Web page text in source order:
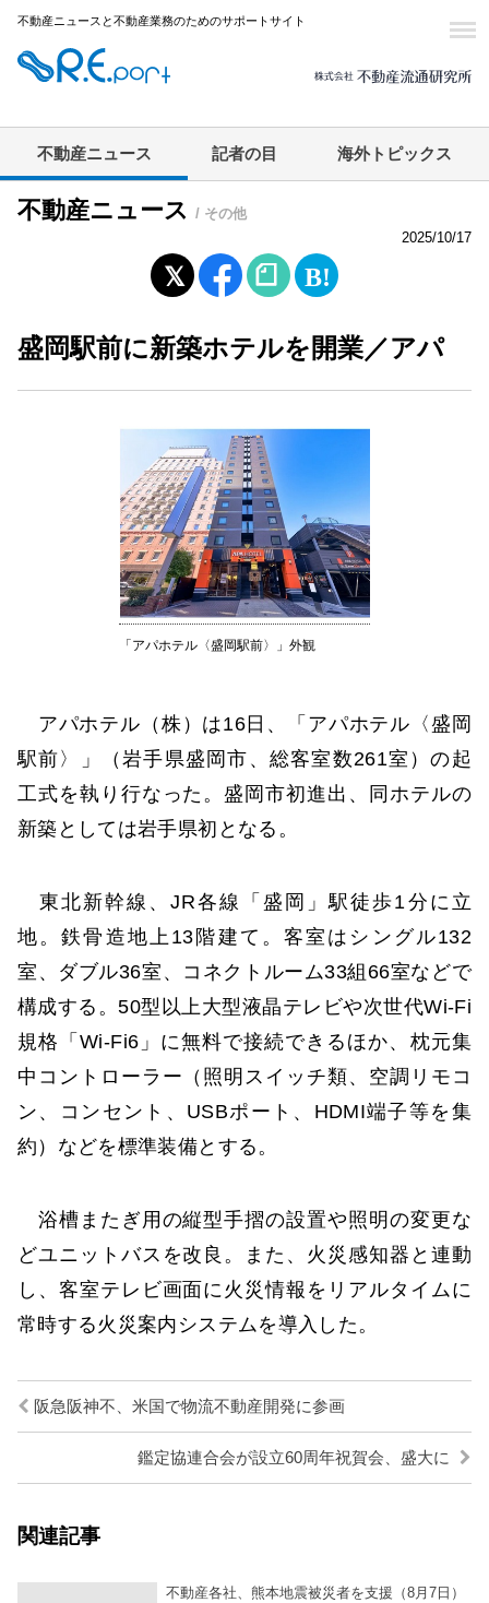
不動産ニュースと不動産業務のためのサポートサイト
不動産ニュース 記者の目 海外トピックス
不動産ニュース / その他
2025/10/17
盛岡駅前に新築ホテルを開業／アパ
「アパホテル〈盛岡駅前〉」外観
アパホテル（株）は16日、「アパホテル〈盛岡
駅前〉」（岩手県盛岡市、総客室数261室）の起
工式を執り行なった。盛岡市初進出、同ホテルの
新築としては岩手県初となる。
東北新幹線、JR各線「盛岡」駅徒歩1分に立
地。鉄骨造地上13階建て。客室はシングル132
室、ダブル36室、コネクトルーム33組66室などで
構成する。50型以上大型液晶テレビや次世代Wi-Fi
規格「Wi-Fi6」に無料で接続できるほか、枕元集
中コントローラー（照明スイッチ類、空調リモコ
ン、コンセント、USBポート、HDMI端子等を集
約）などを標準装備とする。
浴槽またぎ用の縦型手摺の設置や照明の変更な
どユニットバスを改良。また、火災感知器と連動
し、客室テレビ画面に火災情報をリアルタイムに
常時する火災案内システムを導入した。
阪急阪神不、米国で物流不動産開発に参画
鑑定協連合会が設立60周年祝賀会、盛大に
関連記事
不動産各社、熊本地震被災者を支援（8月7日）